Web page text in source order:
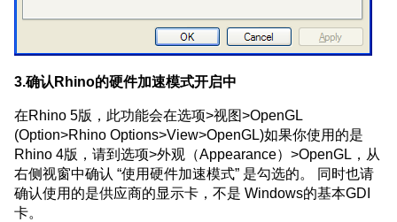
3.确认Rhino的硬件加速模式开启中
在Rhino 5版，此功能会在选项>视图>OpenGL
(Option>Rhino Options>View>OpenGL)如果你使用的是
Rhino 4版，请到选项>外观（Appearance）>OpenGL，从
右侧视窗中确认 “使用硬件加速模式” 是勾选的。 同时也请
确认使用的是供应商的显示卡，不是 Windows的基本GDI
卡。